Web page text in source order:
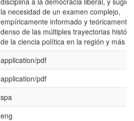
la necesidad de un examen complejo,
empíricamente informado y teóricamente
denso de las múltiples trayectorias
de la ciencia política en la región y más
application/pdf
application/pdf
spa
eng